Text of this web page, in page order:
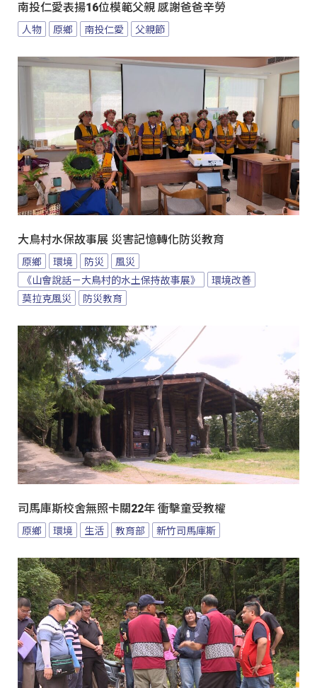
南投仁愛表揚16位模範父親 感謝爸爸辛勞
人物 原鄉 南投仁愛 父親節
大鳥村水保故事展 災害記憶轉化防災教育
原鄉 環境 防災
風災
《山會說話－大鳥村的水土保持故事展》
環境改善
莫拉克風災
防災教育
司馬庫斯校舍無照卡關22年 衝擊童受教權
原鄉 環境 生活 教育部 新竹司馬庫斯